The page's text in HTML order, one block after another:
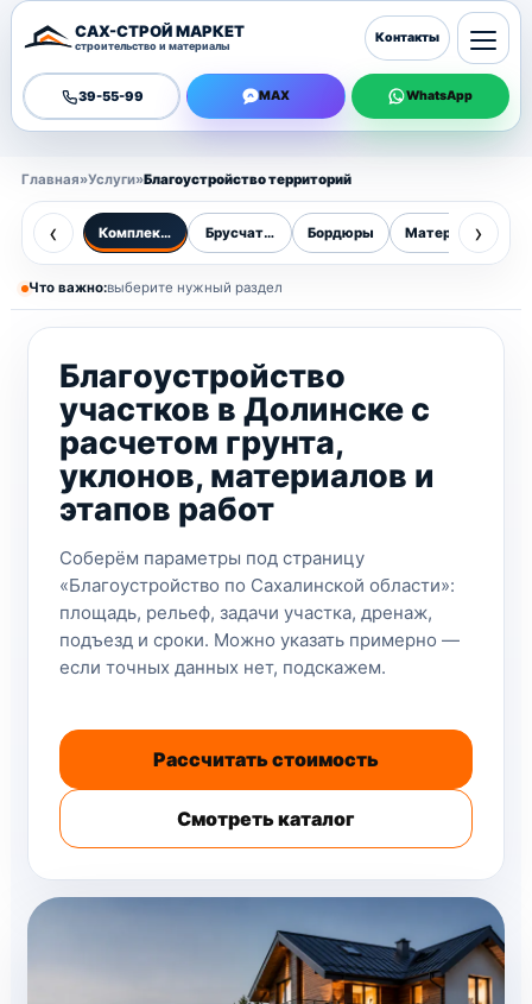
САХ-СТРОЙ МАРКЕТ
строительство и материалы
39-55-99 MAX WhatsApp
Контакты
Главная»Услуги»Благоустройство территорий
‹ Комплексное благоустройство
Брусчатка Бордюры Материалы
›
Что важно:выберите нужный раздел
Благоустройство
участков в Долинске с
расчетом грунта,
уклонов, материалов и
этапов работ
Соберём параметры под страницу
«Благоустройство по Сахалинской области»:
площадь, рельеф, задачи участка, дренаж,
подъезд и сроки. Можно указать примерно —
если точных данных нет, подскажем.
Рассчитать стоимость
Смотреть каталог